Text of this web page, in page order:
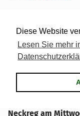
Diese Website
Lesen Sie mehr
Realität ...
Über Deine
Neckreg am